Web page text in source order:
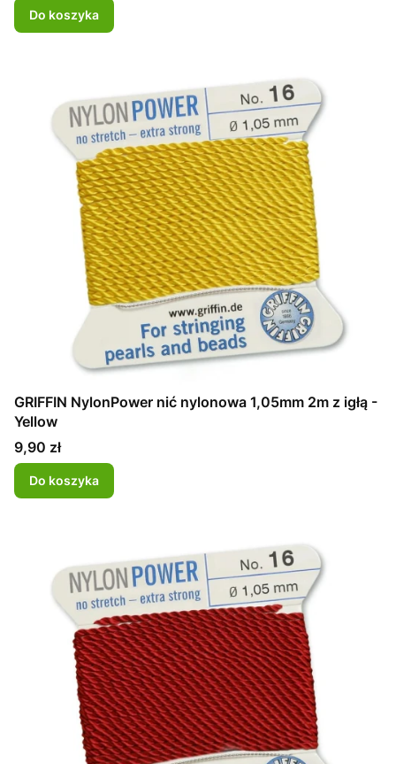
Do koszyka
GRIFFIN NylonPower nić nylonowa 1,05mm 2m z igłą -
Yellow
Cena
9,90 zł
Do koszyka